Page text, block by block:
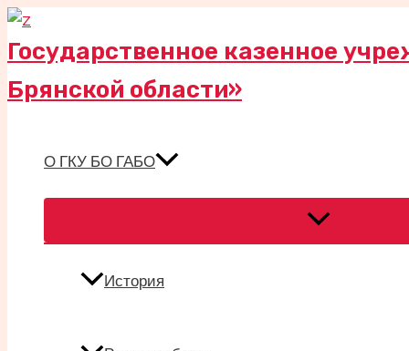
Перейти
кГосударственное казенное
Брянской области»
О ГКУ БО ГАБО
История